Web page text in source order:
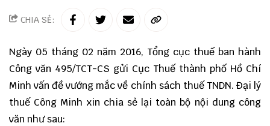
CHIA SẺ:
Ngày 05 tháng 02 năm 2016, Tổng cục thuế ban hành
Công văn 495/TCT-CS gửi Cục Thuế thành phố Hồ Chí
Minh vấn đề vướng mắc về chính sách thuế TNDN. Đại lý
thuế Công Minh xin chia sẻ lại toàn bộ nội dung công
văn như sau: